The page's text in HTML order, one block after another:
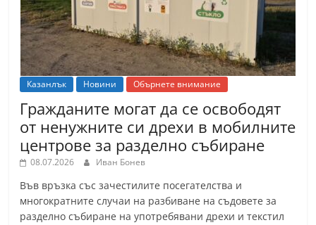
Казанлък Новини Обърнете внимание
Гражданите могат да се освободят
от ненужните си дрехи в мобилните
центрове за разделно събиране
08.07.2026 Иван Бонев
Във връзка със зачестилите посегателства и
многократните случаи на разбиване на съдовете за
разделно събиране на употребявани дрехи и текстил